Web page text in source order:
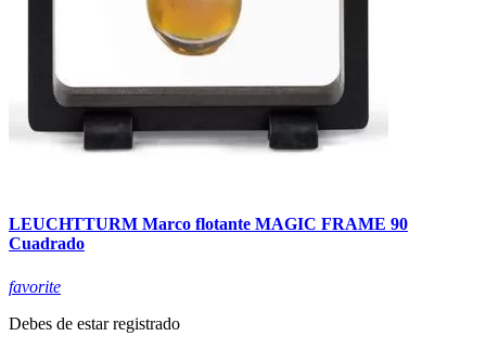
LEUCHTTURM Marco flotante MAGIC FRAME 90
Cuadrado
favorite
Debes de estar registrado